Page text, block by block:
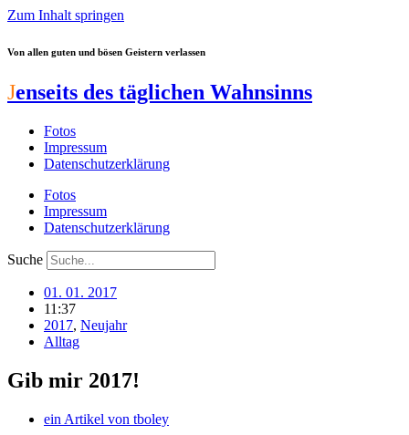
Zum Inhalt springen
Von allen guten und bösen Geistern verlassen
Jenseits des täglichen Wahnsinns
Fotos
Impressum
Datenschutzerklärung
Fotos
Impressum
Datenschutzerklärung
Suche
01. 01. 2017
11:37
2017, Neujahr
Alltag
Gib mir 2017!
ein Artikel von tboley